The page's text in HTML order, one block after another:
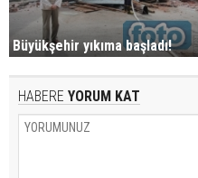
Büyükşehir yıkıma başladı!
HABERE YORUM KAT